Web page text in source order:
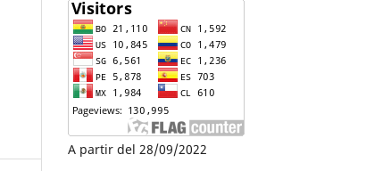
A partir del 28/09/2022